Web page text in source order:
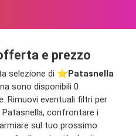
e prezzo
selezione di ⭐️Patasnella
sono disponibili 0
Rimuovi eventuali filtri per
confrontare i
sul tuo prossimo